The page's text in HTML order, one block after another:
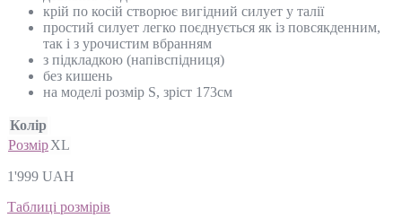
крій по косій створює вигідний силует у талії
простий силует легко поєднується як із повсякденним,
так і з урочистим вбранням
з підкладкою (напівспідниця)
без кишень
на моделі розмір S, зріст 173см
Колір
РозмірXL
1'999 UAH
Таблиці розмірів